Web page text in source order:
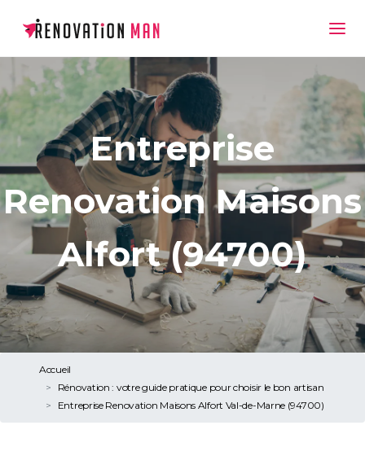
Entreprise
Renovation Maisons
Alfort (94700)
Accueil
Rénovation : votre guide pratique pour choisir le bon artisan
Entreprise Renovation Maisons Alfort Val-de-Marne (94700)